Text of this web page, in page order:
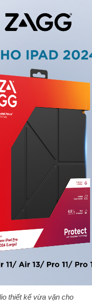
thiết kế vừa vặn cho